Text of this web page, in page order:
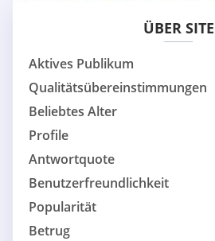
ÜBER SITE
Aktives Publikum
Qualitätsübereinstimmungen
Beliebtes Alter
Profile
Antwortquote
Benutzerfreundlichkeit
Popularität
Betrug